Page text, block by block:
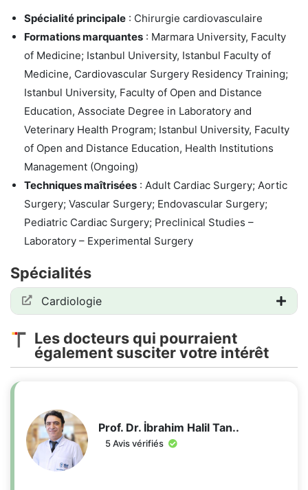
Spécialité principale : Chirurgie cardiovasculaire
Formations marquantes : Marmara University, Faculty
of Medicine; Istanbul University, Istanbul Faculty of
Medicine, Cardiovascular Surgery Residency Training;
Istanbul University, Faculty of Open and Distance
Education, Associate Degree in Laboratory and
Veterinary Health Program; Istanbul University, Faculty
of Open and Distance Education, Health Institutions
Management (Ongoing)
Techniques maîtrisées : Adult Cardiac Surgery; Aortic
Surgery; Vascular Surgery; Endovascular Surgery;
Pediatric Cardiac Surgery; Preclinical Studies –
Laboratory – Experimental Surgery
Spécialités
Cardiologie
Les docteurs qui pourraient
également susciter votre intérêt
Prof. Dr. İbrahim Halil Tan..
5 Avis vérifiés